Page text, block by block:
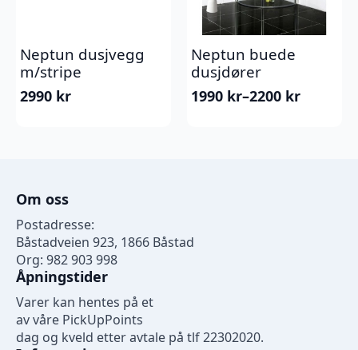
Neptun dusjvegg
m/stripe
2990 kr
Neptun buede
dusjdører
1990 kr–2200 kr
Prisområde:
Om oss
Postadresse:
Båstadveien 923, 1866 Båstad
Org: 982 903 998
Åpningstider
Varer kan hentes på et
av våre PickUpPoints
dag og kveld etter avtale på tlf 22302020.